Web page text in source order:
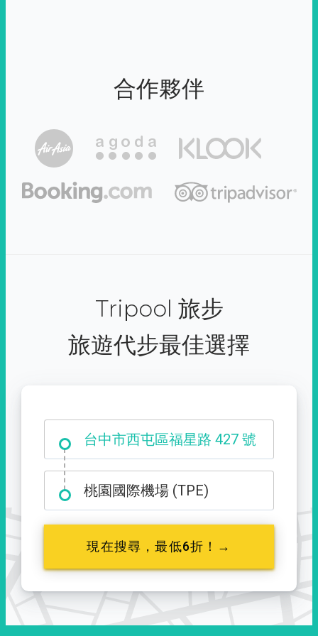
合作夥伴
Tripool 旅步
旅遊代步最佳選擇
台中市西屯區福星路 427 號
桃園國際機場 (TPE)
現在搜尋，最低6折！→